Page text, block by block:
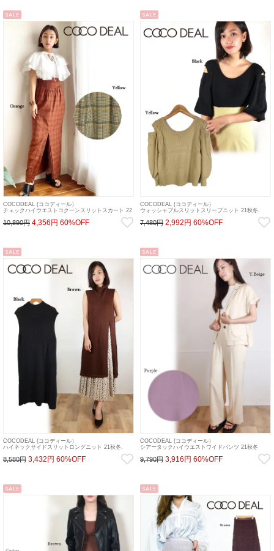
SALE
COCODEAL (ココディール）
チェックハイウエストコクーンスリットスカート 22
10,890円 4,356円 60%OFF
SALE
COCODEAL (ココディール）
ウォッシャブルスリットスリーブニット 21秋冬.
7,480円 2,992円 60%OFF
SALE
COCODEAL (ココディール）
ハイネックサイドスリットロングニット 21秋冬.
8,580円 3,432円 60%OFF
SALE
COCODEAL (ココディール）
シアータックハイウエストワイドパンツ 21秋冬
9,790円 3,916円 60%OFF
SALE SALE